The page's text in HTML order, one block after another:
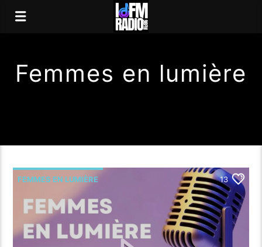
Femmes en lumière
FEMMES EN LUMIÈRE 13